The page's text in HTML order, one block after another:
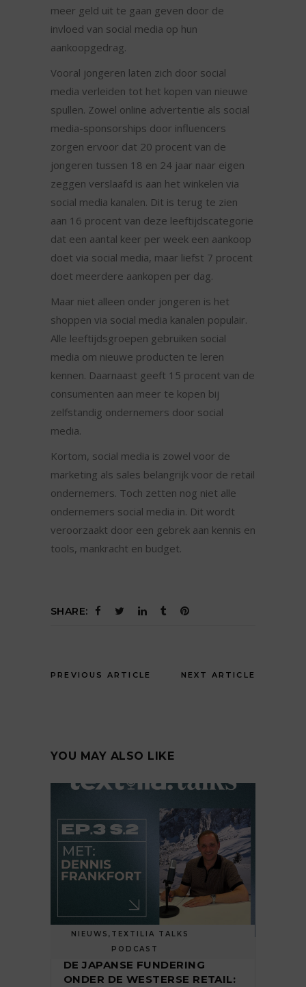
meer geld uit te gaan geven door de
invloed van social media op hun
aankoopgedrag.
Vooral jongeren laten zich door social
media verleiden tot het kopen van nieuwe
spullen. Zowel online advertentie als social
media-sponsorships door influencers
zorgen ervoor dat 20 procent van de
jongeren tussen 18 en 24 jaar naar eigen
zeggen verslaafd is aan het winkelen via
social media kanalen. Dit is terug te zien
aan 16 procent van deze leeftijdscategorie
dat een aantal keer per week een aankoop
doet via social media, maar liefst 7 procent
doet meerdere aankopen per dag.
Maar niet alleen onder jongeren is het
shoppen via social media kanalen populair.
Alle leeftijdsgroepen gebruiken social
media om nieuwe producten te leren
kennen. Daarnaast geeft 15 procent van de
consumenten aan meer te kopen bij
zelfstandig ondernemers door social
media.
Kortom, social media is zowel voor de
marketing als sales belangrijk voor de retail
ondernemers. Toch zetten nog niet alle
ondernemers social media in. Dit wordt
veroorzaakt door een gebrek aan kennis en
tools, mankracht en budget.
SHARE:
PREVIOUS ARTICLE NEXT ARTICLE
YOU MAY ALSO LIKE
NIEUWS , TEXTILIA TALKS
PODCAST
DE JAPANSE FUNDERING
ONDER DE WESTERSE RETAIL: